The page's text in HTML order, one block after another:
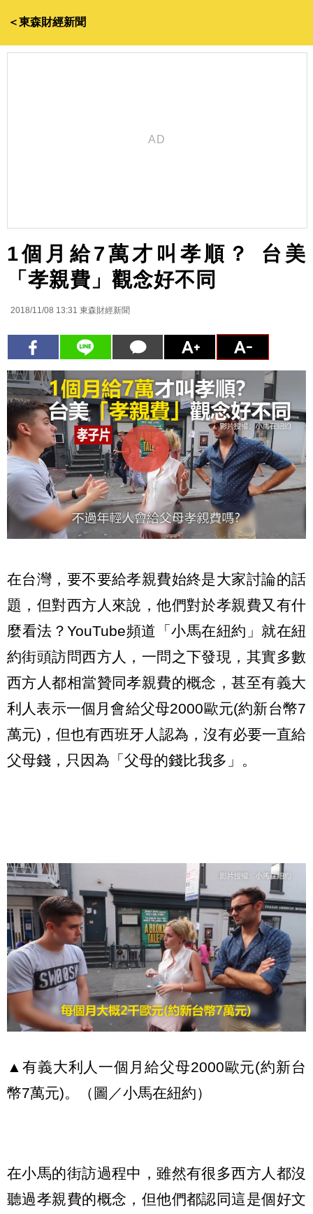
＜東森財經新聞
1個月給7萬才叫孝順？ 台美
「孝親費」觀念好不同
2018/11/08 13:31 東森財經新聞
在台灣，要不要給孝親費始終是大家討論的話
題，但對西方人來說，他們對於孝親費又有什
麼看法？YouTube頻道「小馬在紐約」就在紐
約街頭訪問西方人，一問之下發現，其實多數
西方人都相當贊同孝親費的概念，甚至有義大
利人表示一個月會給父母2000歐元(約新台幣7
萬元)，但也有西班牙人認為，沒有必要一直給
父母錢，只因為「父母的錢比我多」。
▲有義大利人一個月給父母2000歐元(約新台
幣7萬元)。（圖／小馬在紐約）
在小馬的街訪過程中，雖然有很多西方人都沒
聽過孝親費的概念，但他們都認同這是個好文